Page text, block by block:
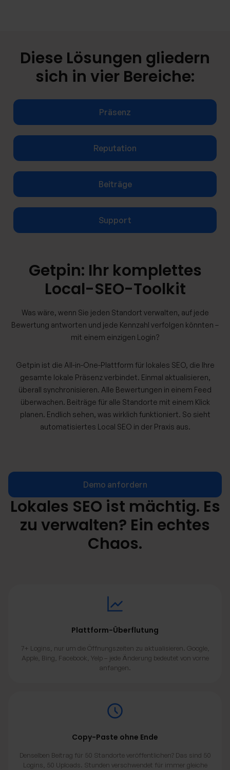
Diese Lösungen gliedern
sich in vier Bereiche:
Präsenz
Reputation
Beiträge
Support
Getpin: Ihr komplettes
Local-SEO-Toolkit
Was wäre, wenn Sie jeden Standort verwalten, auf jede
Bewertung antworten und jede Kennzahl verfolgen könnten –
mit einem einzigen Login?
Getpin ist die All-in-One-Plattform für lokales SEO, die Ihre
gesamte lokale Präsenz verbindet. Einmal aktualisieren,
überall synchronisieren. Alle Bewertungen in einem Feed
überwachen. Beiträge für alle Standorte mit einem Klick
planen. Endlich sehen, was wirklich funktioniert. So sieht
automatisiertes Local SEO in der Praxis aus.
Demo anfordern
Lokales SEO ist mächtig. Es
zu verwalten? Ein echtes
Chaos.
Plattform-Überflutung
7+ Logins, nur um die Öffnungszeiten zu aktualisieren. Google,
Apple, Bing, Facebook, Yelp – jede Änderung bedeutet von vorne
anfangen.
Copy-Paste ohne Ende
Denselben Beitrag für 50 Standorte veröffentlichen? Das sind 50
Logins, 50 Uploads. Stunden verschwendet für immer gleiche